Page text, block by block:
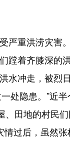
严重洪涝灾害
蹚着齐膝深的
水冲走，被烈
处隐患。”近
、田地的村民
过后，虽然